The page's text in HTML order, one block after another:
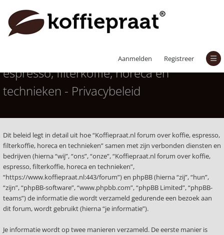
Aanmelden Registreer
Koffiepraat.nl forum over koffie,
espresso, filterkoffie, horeca en
technieken - Privacybeleid
Dit beleid legt in detail uit hoe “Koffiepraat.nl forum over koffie, espresso,
filterkoffie, horeca en technieken” samen met zijn verbonden diensten en
bedrijven (hierna “wij”, “ons”, “onze”, “Koffiepraat.nl forum over koffie,
espresso, filterkoffie, horeca en technieken”,
“https://www.koffiepraat.nl:443/forum”) en phpBB (hierna “zij”, “hun”,
“zijn”, “phpBB-software”, “www.phpbb.com”, “phpBB Limited”, “phpBB-
teams”) de informatie die wordt verzameld gedurende een bezoek aan
dit forum, wordt gebruikt (hierna “je informatie”).
Je informatie wordt op twee manieren verzameld. De eerste manier is